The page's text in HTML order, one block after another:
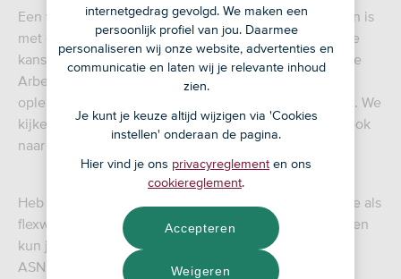
Een van de manieren om een hypotheek aan te vragen is
met de Arbeidsmarktscan. Dit is een berekening van je
kansen op de arbeidsmarkt voor de komende 5 jaar. De
Arbeidsmarktscan kijkt naar werkervaring,
opleidingsniveau, beroep of functie, branche en regio. We
kijken dus niet alleen wat je huidige situatie is, maar ook
naar de toekomst.
Heb je een score van meer dan 70 punten? Dan kom je als
flexwerker eerder in aanmerking voor een hypotheek en
kun je de scan gebruiken bij het aanvragen van een
ASN Hypotheek.
internetgedrag gevolgd. We maken een
persoonlijk profiel van jou. Daarmee
personaliseren wij onze website, advertenties en
communicatie en laten wij je relevante inhoud
zien.
Je kunt je keuze altijd wijzigen via 'Cookies
instellen' onderaan de pagina.
Hier vind je ons privacyreglement en ons
cookiereglement.
Weigeren
Accepteren